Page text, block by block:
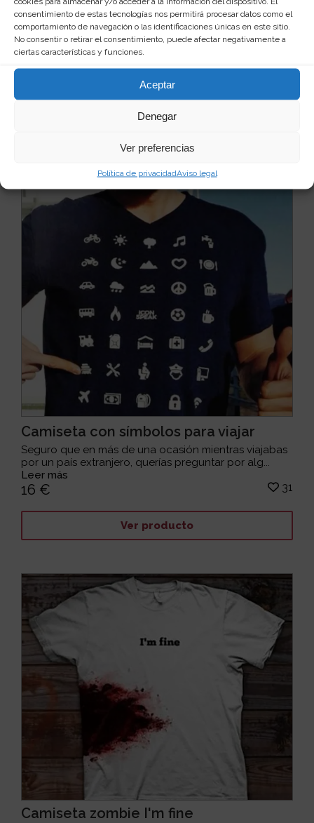
consentimiento de estas tecnologías nos permitirá procesar datos como el
comportamiento de navegación o las identificaciones únicas en este sitio.
No consentir o retirar el consentimiento, puede afectar negativamente a
ciertas características y funciones.
Aceptar
Denegar
Ver preferencias
Política de privacidadAviso legal
Camiseta musculosa fitness para
hombre
Te gustaría parecerte a Dwayne Johnson, aunque
solo fuera a ratos? Parecer un auténtico hombre
5 € 24
Ver producto
Camiseta con símbolos para viajar
Seguro que en más de una ocasión mientras viajabas
por un país extranjero, querías preguntar por alg...
Leer más
16 € 31
Ver producto
Camiseta zombie I'm fine